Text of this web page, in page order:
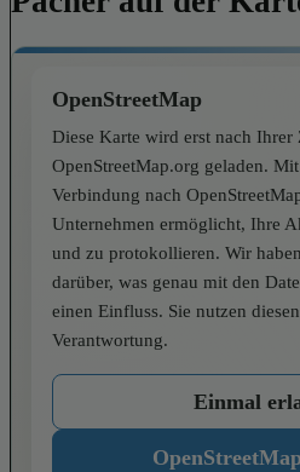
OpenStreetMap
Diese Karte wird erst nach
OpenStreetMap.org geladen.
Verbindung nach
Unternehmen ermöglicht, Ihre
und zu protokollieren. Wir
darüber, was genau mit den
einen Einfluss. Sie nutzen
Verantwortung.
Einmal